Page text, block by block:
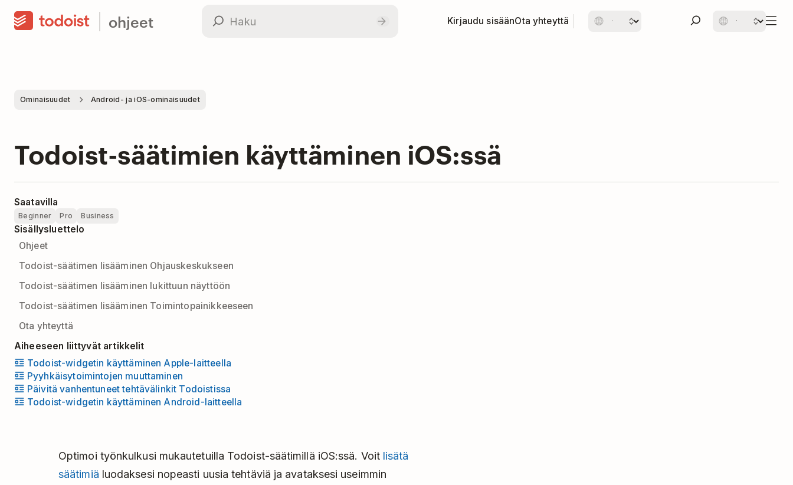
ohjeet Kirjaudu sisäänOta yhteyttä
Ominaisuudet Android- ja iOS-ominaisuudet
Todoist-säätimien käyttäminen iOS:ssä
Saatavilla
Beginner Pro Business
Sisällysluettelo
Ohjeet
Todoist-säätimen lisääminen Ohjauskeskukseen
Todoist-säätimen lisääminen lukittuun näyttöön
Todoist-säätimen lisääminen Toimintopainikkeeseen
Ota yhteyttä
Aiheeseen liittyvät artikkelit
Todoist-widgetin käyttäminen Apple-laitteella
Pyyhkäisytoimintojen muuttaminen
Päivitä vanhentuneet tehtävälinkit Todoistissa
Todoist-widgetin käyttäminen Android-laitteella
Optimoi työnkulkusi mukautetuilla Todoist-säätimillä iOS:ssä. Voit lisätä
säätimiä luodaksesi nopeasti uusia tehtäviä ja avataksesi useimmin